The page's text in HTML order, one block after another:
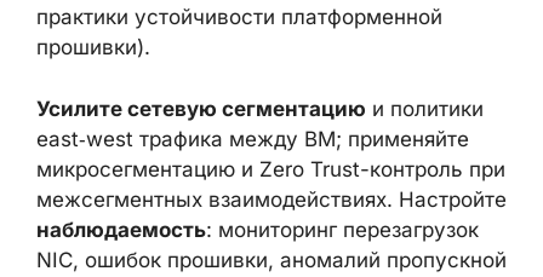
практики устойчивости платформенной
прошивки).
Усилите сетевую сегментацию и политики
east‑west трафика между ВМ; применяйте
микросегментацию и Zero Trust-контроль при
межсегментных взаимодействиях. Настройте
наблюдаемость: мониторинг перезагрузок
NIC, ошибок прошивки, аномалий пропускной